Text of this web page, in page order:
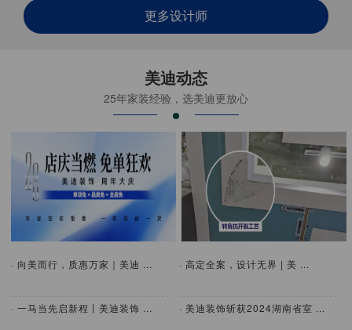
更多设计师
美迪动态
25年家装经验，选美迪更放心
· 向美而行，质惠万家｜美迪 ...
· 一马当先启新程丨美迪装饰 ...
· 高定全案，设计无界 | 美 ...
· 美迪装饰斩获2024湖南省室 ...